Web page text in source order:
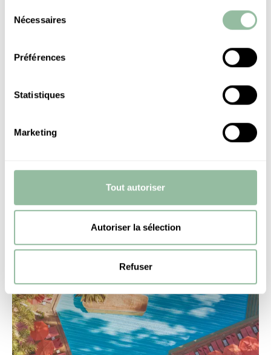
Nécessaires
Préférences
Statistiques
Marketing
Tout autoriser
Autoriser la sélection
Refuser
RETRAITE YOGA – PEMA AGLOSSI